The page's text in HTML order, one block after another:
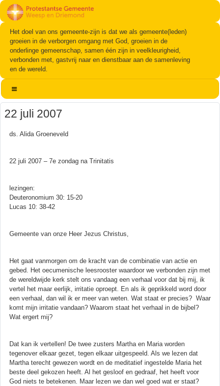
Het doel van ons gemeente-zijn is dat we als gemeente(leden)
groeien in de verborgen omgang met God, groeien in de
onderlinge gemeenschap, samen één zijn in veelkleurigheid,
verbonden met, gastvrij naar en dienstbaar aan de samenleving
en de wereld.
22 juli 2007
ds. Alida Groeneveld
22 juli 2007 – 7e zondag na Trinitatis
lezingen:
Deuteronomium 30: 15-20
Lucas 10: 38-42
Gemeente van onze Heer Jezus Christus,
Het gaat vanmorgen om de kracht van de combinatie van actie en
gebed. Het oecumenische leesrooster waardoor we verbonden zijn met
de wereldwijde kerk stelt ons vandaag een verhaal voor dat bij mij, ik
vertel het maar eerlijk, irritatie oproept. En als ik geprikkeld word door
een verhaal, dan wil ik er meer van weten. Wat staat er precies? Waar
komt mijn irritatie vandaan? Waarom staat het verhaal in de bijbel?
Wat ergert mij?
Dat kan ik vertellen! De twee zusters Martha en Maria worden
tegenover elkaar gezet, tegen elkaar uitgespeeld. Als we lezen dat
Martha terecht gewezen wordt en de meditatief ingestelde Maria het
beste deel gekozen heeft. Al het gesloof en gedraaf, het heeft voor
God niets te betekenen. Maar lezen we dan wel goed wat er staat?